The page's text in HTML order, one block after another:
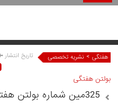
هفتگی > نشریه تخصصی تاریخ انتشار
بولتن هفتگی
325مین شماره بولتن هفتگی